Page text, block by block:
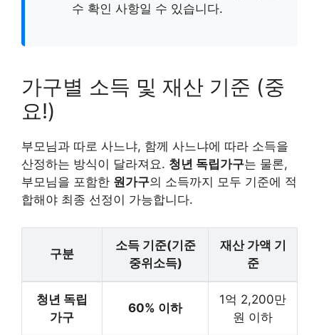
수 확인 사항일 수 있습니다.
가구별 소득 및 재산 기준 (중
요!)
부모님과 따로 사느냐, 함께 사느냐에 따라 소득을
산정하는 방식이 달라져요. 청년 독립가구는 물론,
부모님을 포함한 원가구의 소득까지 모두 기준에 적
합해야 최종 선정이 가능합니다.
구분
소득 기준(기준
중위소득)
재산 가액 기
준
청년 독립
가구
60% 이하
1억 2,200만
원 이하